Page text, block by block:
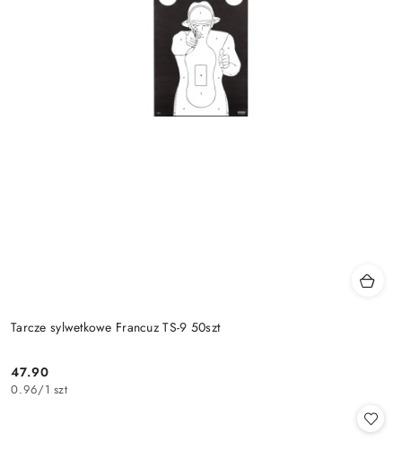
Tarcze sylwetkowe Francuz TS-9 50szt
Cena:
47.90
0.96/1 szt